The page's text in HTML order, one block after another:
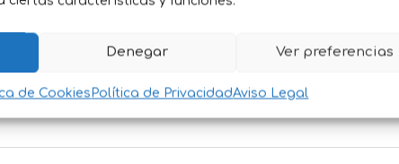
Denegar Ver preferencias
de Cookies Política de PrivacidadAviso Legal
o comunitarias